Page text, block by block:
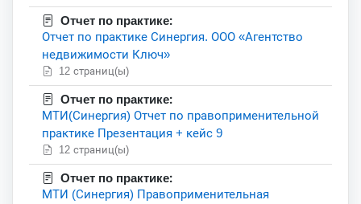
Отчет по практике:
Отчет по практике Синергия. ООО «Агентство
недвижимости Ключ»
12 страниц(ы)
Отчет по практике:
МТИ(Синергия) Отчет по правоприменительной
практике Презентация + кейс 9
12 страниц(ы)
Отчет по практике:
МТИ (Синергия) Правоприменительная